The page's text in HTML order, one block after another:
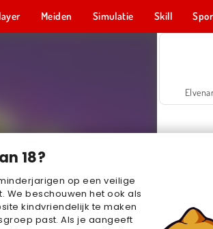
18?
op een veilige
We beschouwen het ook als
kindvriendelijk te maken
past. Als je aangeeft
Meiden Simulatie Skill